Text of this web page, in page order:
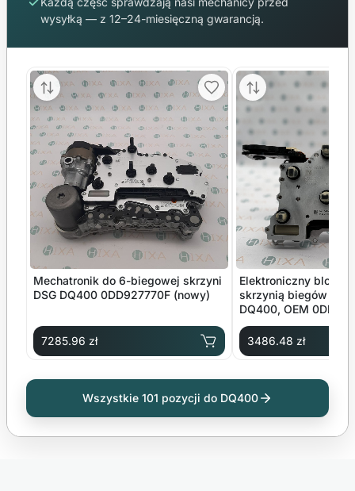
wysyłką — z 12–24-miesięczną gwarancją.
Mechatronik do 6-biegowej skrzyni
DSG DQ400 0DD927770F (nowy)
7285.96 zł
Elektroniczny blok
skrzynią biegów
DQ400, OEM
3486.48 zł
Wszystkie 101 pozycji do DQ400